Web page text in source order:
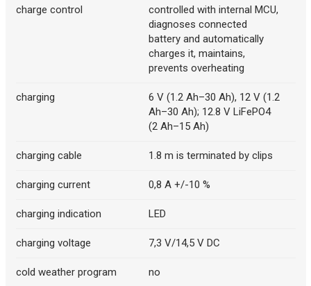
charge control
controlled with internal MCU,
diagnoses connected
battery and automatically
charges it, maintains,
prevents overheating
charging
6 V (1.2 Ah–30 Ah), 12 V (1.2
Ah–30 Ah); 12.8 V LiFePO4
(2 Ah–15 Ah)
charging cable 1.8 m is terminated by clips
charging current 0,8 A +/-10 %
charging indication LED
charging voltage 7,3 V/14,5 V DC
cold weather program no